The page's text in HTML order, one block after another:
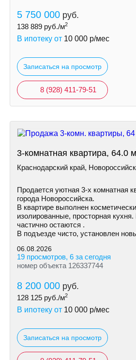
5 750 000 руб.
138 889 руб./м2
В ипотеку от 10 000 р/мес
Записаться на просмотр
8 (928) 411-79-51
3-комнатная квартира, 64.0 м
Краснодарский край,
Пpoдается уютная 3-х комнатная
города Новороссийска.
В квартире выполнен
изолированные, просторная
частично остаются .
В подъезде чисто, установлен
06.08.2026
19 просмотров, 6 за сегодня
номер объекта 126337744
8 200 000 руб.
128 125 руб./м2
В ипотеку от 10 000 р/мес
Записаться на просмотр